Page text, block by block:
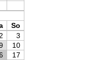
So
3
10
17